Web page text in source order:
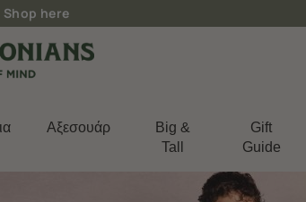
άνω των 50€
Aξεσουάρ
Big &
Tall
Gift
Guide